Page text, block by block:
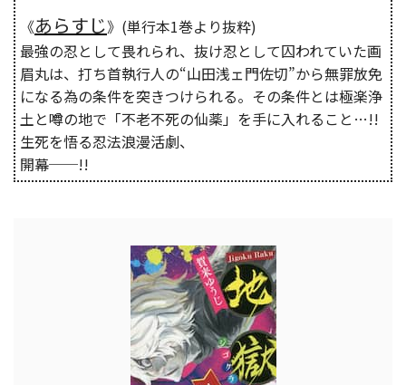
《あらすじ》(単行本1巻より抜粋)
最強の忍として畏れられ、抜け忍として囚われていた画
眉丸は、打ち首執行人の“山田浅ェ門佐切”から無罪放免
になる為の条件を突きつけられる。その条件とは極楽浄
土と噂の地で「不老不死の仙薬」を手に入れること…!!
生死を悟る忍法浪漫活劇、
開幕──!!